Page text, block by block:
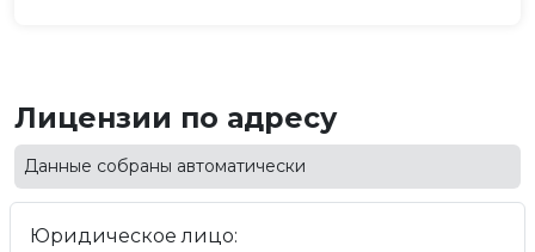
Лицензии по адресу
Данные собраны автоматически
Юридическое лицо: